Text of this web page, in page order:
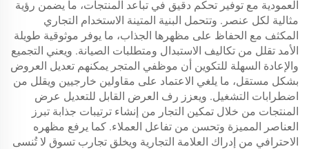
العمودية مع توفير تحكم دقيق في تباعد المنتجات، ما يضمن رؤية
مثالية لكل عنصر. وتتحمل البنية المتينة الاستخدام التجاري
المكثف مع الحفاظ على مظهرها الجذاب، ما يوفر موثوقية طويلة
الأمد تقلل من تكاليف الاستبدال ومتطلبات الصيانة. ويعني التجميع
والإعادة السهلة للتكوين أن موظفي المتجر يمكنهم تعديل العروض
بشكل مستقل، ما يلغي الاعتماد على مقاولين خارجيين ويقلل من
اضطرابات التشغيل. ويعزز رف العرض القابل للتعديل عرض
المنتجات من خلال تمكين التجار من إنشاء ترتيبات جذابة تبرز
العناصر المميزة وتحسن من تفاعل العملاء. كما يرفع مظهره
الاحترافي من إدراك العلامة التجارية ويخلق تجارب تسوق لا تُنسى